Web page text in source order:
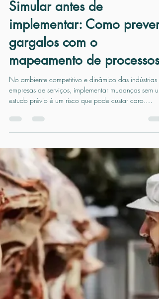
Paracelso
3 min de leitura
Simular antes de
implementar: Como prever
gargalos com o
mapeamento de processos
No ambiente competitivo e dinâmico das indústrias e
empresas de serviços, implementar mudanças sem um
estudo prévio é um risco que pode custar caro.
Mapear processos é uma etapa essencial para
entender o funcionamento atual, mas quando aliado
simulação, torna-se uma poderosa ferramenta.